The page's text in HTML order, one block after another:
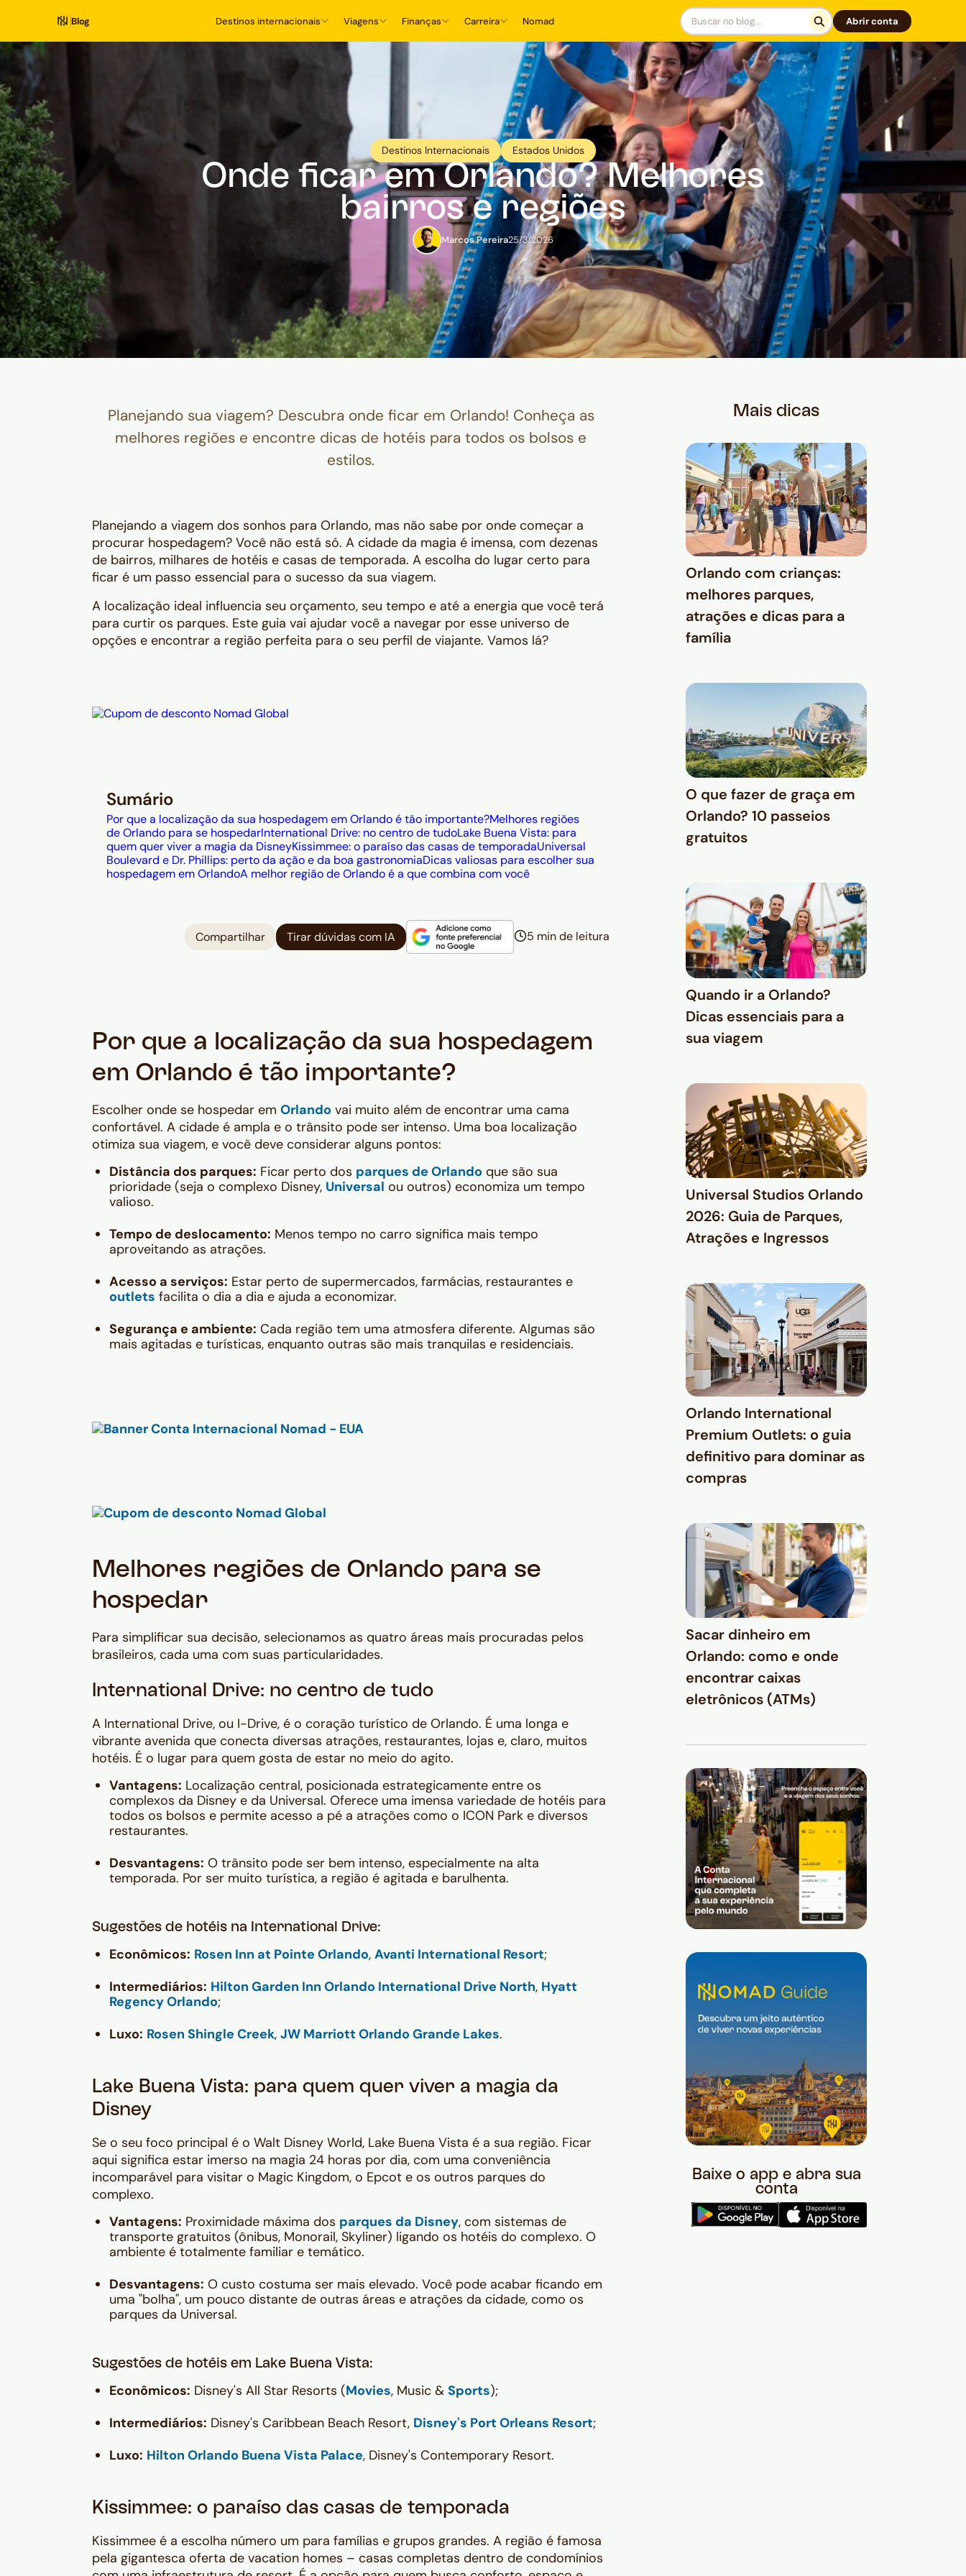
Blog Destinos internacionais Viagens Finanças Carreira Nomad Abrir conta
Destinos Internacionais Estados Unidos
Onde ficar em Orlando? Melhores
bairros e regiões
Marcos Pereira25/3/2026
Planejando sua viagem? Descubra onde ficar em Orlando! Conheça as
melhores regiões e encontre dicas de hotéis para todos os bolsos e
estilos.
Planejando a viagem dos sonhos para Orlando, mas não sabe por onde começar a
procurar hospedagem? Você não está só. A cidade da magia é imensa, com dezenas
de bairros, milhares de hotéis e casas de temporada. A escolha do lugar certo para
ficar é um passo essencial para o sucesso da sua viagem.
A localização ideal influencia seu orçamento, seu tempo e até a energia que você terá
para curtir os parques. Este guia vai ajudar você a navegar por esse universo de
opções e encontrar a região perfeita para o seu perfil de viajante. Vamos lá?
Sumário
Por que a localização da sua hospedagem em Orlando é tão importante?Melhores regiões
de Orlando para se hospedarInternational Drive: no centro de tudoLake Buena Vista: para
quem quer viver a magia da DisneyKissimmee: o paraíso das casas de temporadaUniversal
Boulevard e Dr. Phillips: perto da ação e da boa gastronomiaDicas valiosas para escolher sua
hospedagem em OrlandoA melhor região de Orlando é a que combina com você
Compartilhar Tirar dúvidas com IA 5 min de leitura
Por que a localização da sua hospedagem
em Orlando é tão importante?
Escolher onde se hospedar em Orlando vai muito além de encontrar uma cama
confortável. A cidade é ampla e o trânsito pode ser intenso. Uma boa localização
otimiza sua viagem, e você deve considerar alguns pontos:
Distância dos parques: Ficar perto dos parques de Orlando que são sua
prioridade (seja o complexo Disney, Universal ou outros) economiza um tempo
valioso.
Tempo de deslocamento: Menos tempo no carro significa mais tempo
aproveitando as atrações.
Acesso a serviços: Estar perto de supermercados, farmácias, restaurantes e
outlets facilita o dia a dia e ajuda a economizar.
Segurança e ambiente: Cada região tem uma atmosfera diferente. Algumas são
mais agitadas e turísticas, enquanto outras são mais tranquilas e residenciais.
Melhores regiões de Orlando para se
hospedar
Para simplificar sua decisão, selecionamos as quatro áreas mais procuradas pelos
brasileiros, cada uma com suas particularidades.
International Drive: no centro de tudo
A International Drive, ou I-Drive, é o coração turístico de Orlando. É uma longa e
vibrante avenida que conecta diversas atrações, restaurantes, lojas e, claro, muitos
hotéis. É o lugar para quem gosta de estar no meio do agito.
Vantagens: Localização central, posicionada estrategicamente entre os
complexos da Disney e da Universal. Oferece uma imensa variedade de hotéis para
todos os bolsos e permite acesso a pé a atrações como o ICON Park e diversos
restaurantes.
Desvantagens: O trânsito pode ser bem intenso, especialmente na alta
temporada. Por ser muito turística, a região é agitada e barulhenta.
Sugestões de hotéis na International Drive:
Econômicos: Rosen Inn at Pointe Orlando, Avanti International Resort;
Intermediários: Hilton Garden Inn Orlando International Drive North, Hyatt
Regency Orlando;
Luxo: Rosen Shingle Creek, JW Marriott Orlando Grande Lakes.
Lake Buena Vista: para quem quer viver a magia da
Disney
Se o seu foco principal é o Walt Disney World, Lake Buena Vista é a sua região. Ficar
aqui significa estar imerso na magia 24 horas por dia, com uma conveniência
incomparável para visitar o Magic Kingdom, o Epcot e os outros parques do
complexo.
Vantagens: Proximidade máxima dos parques da Disney, com sistemas de
transporte gratuitos (ônibus, Monorail, Skyliner) ligando os hotéis do complexo. O
ambiente é totalmente familiar e temático.
Desvantagens: O custo costuma ser mais elevado. Você pode acabar ficando em
uma "bolha", um pouco distante de outras áreas e atrações da cidade, como os
parques da Universal.
Sugestões de hotéis em Lake Buena Vista:
Econômicos: Disney's All Star Resorts (Movies, Music & Sports);
Intermediários: Disney's Caribbean Beach Resort, Disney's Port Orleans Resort;
Luxo: Hilton Orlando Buena Vista Palace, Disney's Contemporary Resort.
Kissimmee: o paraíso das casas de temporada
Kissimmee é a escolha número um para famílias e grupos grandes. A região é famosa
pela gigantesca oferta de vacation homes – casas completas dentro de condomínios
Mais dicas
Orlando com crianças:
melhores parques,
atrações e dicas para a
família
O que fazer de graça em
Orlando? 10 passeios
gratuitos
Quando ir a Orlando?
Dicas essenciais para a
sua viagem
Universal Studios Orlando
2026: Guia de Parques,
Atrações e Ingressos
Orlando International
Premium Outlets: o guia
definitivo para dominar as
compras
Sacar dinheiro em
Orlando: como e onde
encontrar caixas
eletrônicos (ATMs)
Baixe o app e abra sua
conta